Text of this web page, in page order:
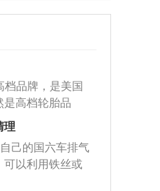
档品牌，是美国
是高档轮胎品
都有生产，这
。
理
己的国六车排气
可以利用铁丝或
取出来，如果